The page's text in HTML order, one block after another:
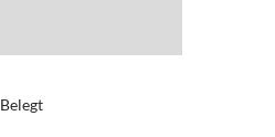
Belegt